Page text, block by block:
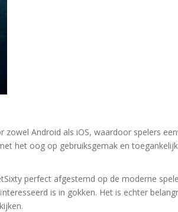
Android als iOS, waardoor spelers
het oog op gebruiksgemak en
perfect afgestemd op de moderne
is in gokken. Het is echter